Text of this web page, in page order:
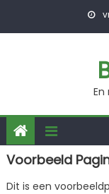
En
Voorbeeld
Dit is een